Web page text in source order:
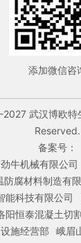
添加微信咨
武汉博欧特
Reserved.
备案号：
牛机械有限公司
防腐材料制造有
能科技有限公司
阳恒泰混凝土切
施经营部
峨眉